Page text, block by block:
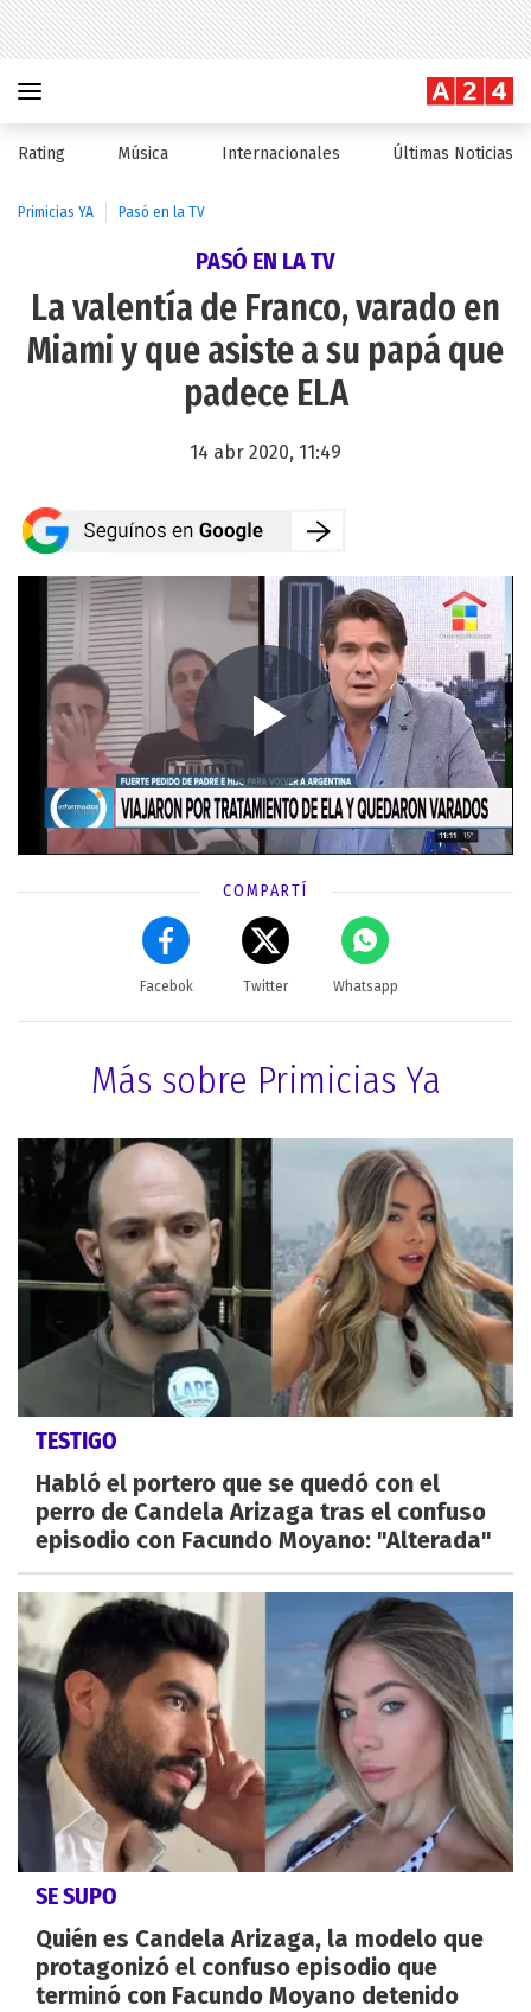
Rating Música Internacionales Últimas Noticias
Primicias YA Pasó en la TV
PASÓ EN LA TV
La valentía de Franco, varado en
Miami y que asiste a su papá que
padece ELA
14 abr 2020, 11:49
COMPARTÍ
Facebok Twitter Whatsapp
Más sobre Primicias Ya
TESTIGO
Habló el portero que se quedó con el
perro de Candela Arizaga tras el confuso
episodio con Facundo Moyano: "Alterada"
SE SUPO
Quién es Candela Arizaga, la modelo que
protagonizó el confuso episodio que
terminó con Facundo Moyano detenido